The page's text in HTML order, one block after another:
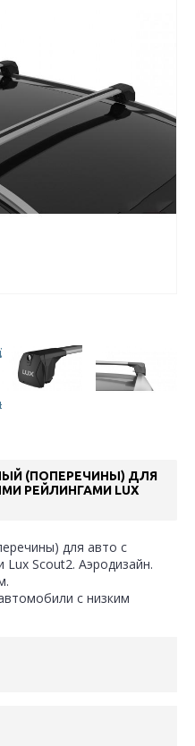
(ПОПЕРЕЧИНЫ) ДЛЯ
РЕЙЛИНГАМИ LUX
для авто с
Scout2. Аэродизайн.
с низким